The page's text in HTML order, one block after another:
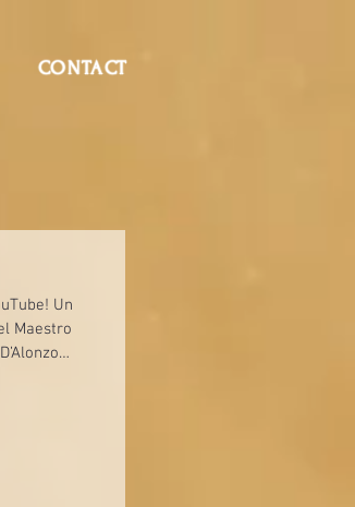
CONTACT
Un
Maestro